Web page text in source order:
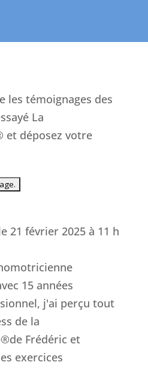
les témoignages des
La
et déposez votre
21 février 2025 à 11 h
15 années
j'ai perçu tout
de la
Frédéric et
exercices